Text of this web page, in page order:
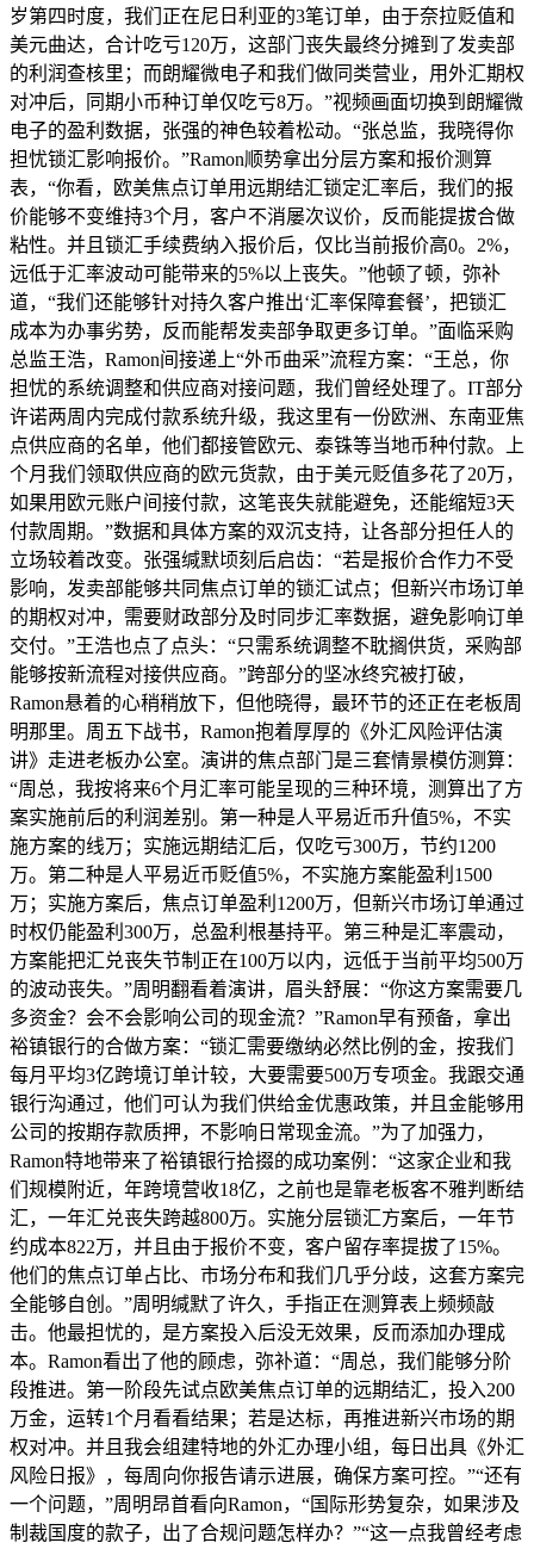
岁第四时度，我们正在尼日利亚的3笔订单，由于奈拉贬值和
美元曲达，合计吃亏120万，这部门丧失最终分摊到了发卖部
的利润查核里；而朗耀微电子和我们做同类营业，用外汇期权
对冲后，同期小币种订单仅吃亏8万。”视频画面切换到朗耀微
电子的盈利数据，张强的神色较着松动。“张总监，我晓得你
担忧锁汇影响报价。”Ramon顺势拿出分层方案和报价测算
表，“你看，欧美焦点订单用远期结汇锁定汇率后，我们的报
价能够不变维持3个月，客户不消屡次议价，反而能提拔合做
粘性。并且锁汇手续费纳入报价后，仅比当前报价高0。2%，
远低于汇率波动可能带来的5%以上丧失。”他顿了顿，弥补
道，“我们还能够针对持久客户推出‘汇率保障套餐’，把锁汇
成本为办事劣势，反而能帮发卖部争取更多订单。”面临采购
总监王浩，Ramon间接递上“外币曲采”流程方案：“王总，你
担忧的系统调整和供应商对接问题，我们曾经处理了。IT部分
许诺两周内完成付款系统升级，我这里有一份欧洲、东南亚焦
点供应商的名单，他们都接管欧元、泰铢等当地币种付款。上
个月我们领取供应商的欧元货款，由于美元贬值多花了20万，
如果用欧元账户间接付款，这笔丧失就能避免，还能缩短3天
付款周期。”数据和具体方案的双沉支持，让各部分担任人的
立场较着改变。张强缄默顷刻后启齿：“若是报价合作力不受
影响，发卖部能够共同焦点订单的锁汇试点；但新兴市场订单
的期权对冲，需要财政部分及时同步汇率数据，避免影响订单
交付。”王浩也点了点头：“只需系统调整不耽搁供货，采购部
能够按新流程对接供应商。”跨部分的坚冰终究被打破，
Ramon悬着的心稍稍放下，但他晓得，最环节的还正在老板周
明那里。周五下战书，Ramon抱着厚厚的《外汇风险评估演
讲》走进老板办公室。演讲的焦点部门是三套情景模仿测算：
“周总，我按将来6个月汇率可能呈现的三种环境，测算出了方
案实施前后的利润差别。第一种是人平易近币升值5%，不实
施方案的线万；实施远期结汇后，仅吃亏300万，节约1200
万。第二种是人平易近币贬值5%，不实施方案能盈利1500
万；实施方案后，焦点订单盈利1200万，但新兴市场订单通过
时权仍能盈利300万，总盈利根基持平。第三种是汇率震动，
方案能把汇兑丧失节制正在100万以内，远低于当前平均500万
的波动丧失。”周明翻看着演讲，眉头舒展：“你这方案需要几
多资金？会不会影响公司的现金流？”Ramon早有预备，拿出
裕镇银行的合做方案：“锁汇需要缴纳必然比例的金，按我们
每月平均3亿跨境订单计较，大要需要500万专项金。我跟交通
银行沟通过，他们可认为我们供给金优惠政策，并且金能够用
公司的按期存款质押，不影响日常现金流。”为了加强力，
Ramon特地带来了裕镇银行拾掇的成功案例：“这家企业和我
们规模附近，年跨境营收18亿，之前也是靠老板客不雅判断结
汇，一年汇兑丧失跨越800万。实施分层锁汇方案后，一年节
约成本822万，并且由于报价不变，客户留存率提拔了15%。
他们的焦点订单占比、市场分布和我们几乎分歧，这套方案完
全能够自创。”周明缄默了许久，手指正在测算表上频频敲
击。他最担忧的，是方案投入后没无效果，反而添加办理成
本。Ramon看出了他的顾虑，弥补道：“周总，我们能够分阶
段推进。第一阶段先试点欧美焦点订单的远期结汇，投入200
万金，运转1个月看看结果；若是达标，再推进新兴市场的期
权对冲。并且我会组建特地的外汇办理小组，每日出具《外汇
风险日报》，每周向你报告请示进展，确保方案可控。”“还有
一个问题，”周明昂首看向Ramon，“国际形势复杂，如果涉及
制裁国度的款子，出了合规问题怎样办？”“这一点我曾经考虑